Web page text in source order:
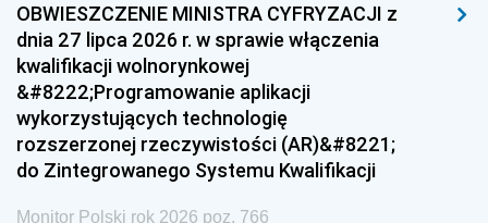
OBWIESZCZENIE MINISTRA CYFRYZACJI z
dnia 27 lipca 2026 r. w sprawie włączenia
kwalifikacji wolnorynkowej
&#8222;Programowanie aplikacji
wykorzystujących technologię
rozszerzonej rzeczywistości (AR)&#8221;
do Zintegrowanego Systemu Kwalifikacji
Monitor Polski rok 2026 poz. 766